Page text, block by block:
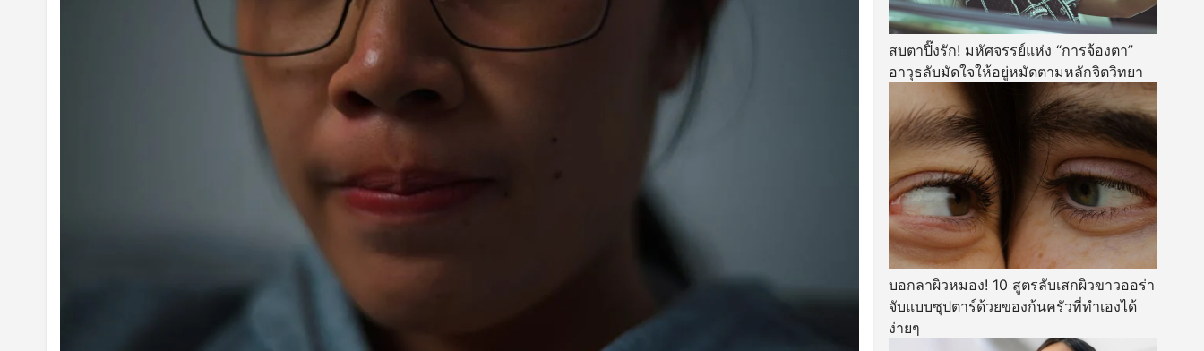
สบตาปิ๊งรัก! มหัศจรรย์แห่ง “การจ้องตา”
อาวุธลับมัดใจให้อยู่หมัดตามหลักจิตวิทยา
บอกลาผิวหมอง! 10 สูตรลับเสกผิวขาวออร่า
จับแบบซุปตาร์ด้วยของก้นครัวที่ทำเองได้
ง่ายๆ